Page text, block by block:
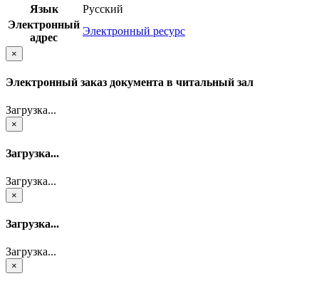
Язык
Русский
Электронный
адрес
Электронный ресурс
×
Электронный заказ документа в читальный зал
Загрузка...
×
Загрузка...
Загрузка...
×
Загрузка...
Загрузка...
×